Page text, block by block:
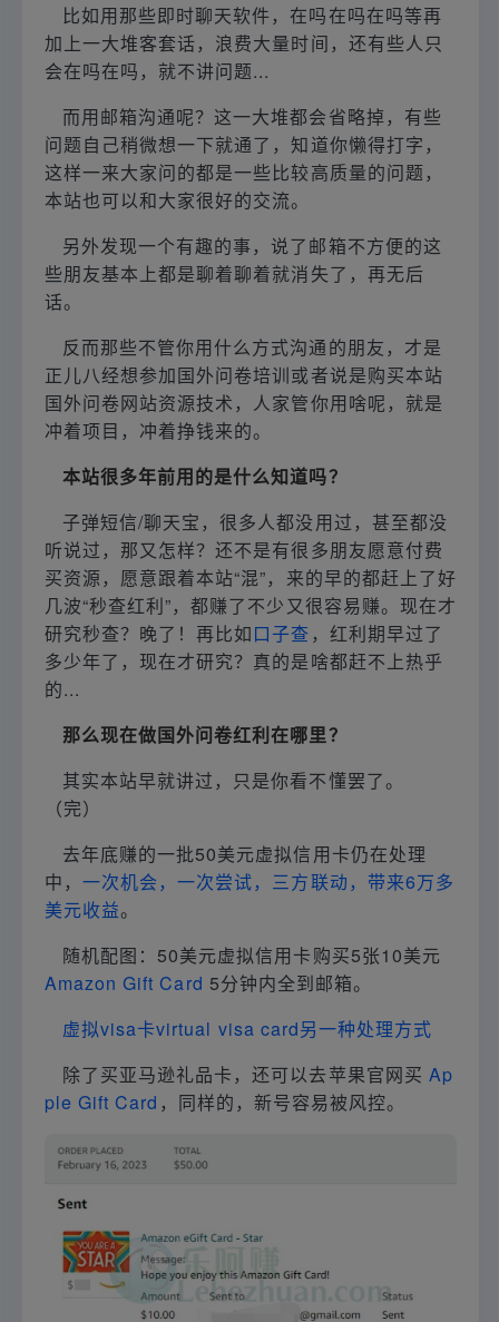
比如用那些即时聊天软件，在吗在吗在吗等再
加上一大堆客套话，浪费大量时间，还有些人只
会在吗在吗，就不讲问题...
而用邮箱沟通呢？这一大堆都会省略掉，有些
问题自己稍微想一下就通了，知道你懒得打字，
这样一来大家问的都是一些比较高质量的问题，
本站也可以和大家很好的交流。
另外发现一个有趣的事，说了邮箱不方便的这
些朋友基本上都是聊着聊着就消失了，再无后
话。
反而那些不管你用什么方式沟通的朋友，才是
正儿八经想参加国外问卷培训或者说是购买本站
国外问卷网站资源技术，人家管你用啥呢，就是
冲着项目，冲着挣钱来的。
本站很多年前用的是什么知道吗？
子弹短信/聊天宝，很多人都没用过，甚至都没
听说过，那又怎样？还不是有很多朋友愿意付费
买资源，愿意跟着本站“混”，来的早的都赶上了好
几波“秒查红利”，都赚了不少又很容易赚。现在才
研究秒查？晚了！再比如口子查 ，红利期早过了
多少年了，现在才研究？真的是啥都赶不上热乎
的...
那么现在做国外问卷红利在哪里？
其实本站早就讲过，只是你看不懂罢了。
（完）
去年底赚的一批50美元虚拟信用卡仍在处理
中，一次机会，一次尝试，三方联动，带来6万多
美元收益。
随机配图：50美元虚拟信用卡购买5张10美元
Amazon Gift Card 5分钟内全到邮箱。
虚拟visa卡virtual visa card另一种处理方式
除了买亚马逊礼品卡，还可以去苹果官网买 Ap
ple Gift Card ，同样的，新号容易被风控。